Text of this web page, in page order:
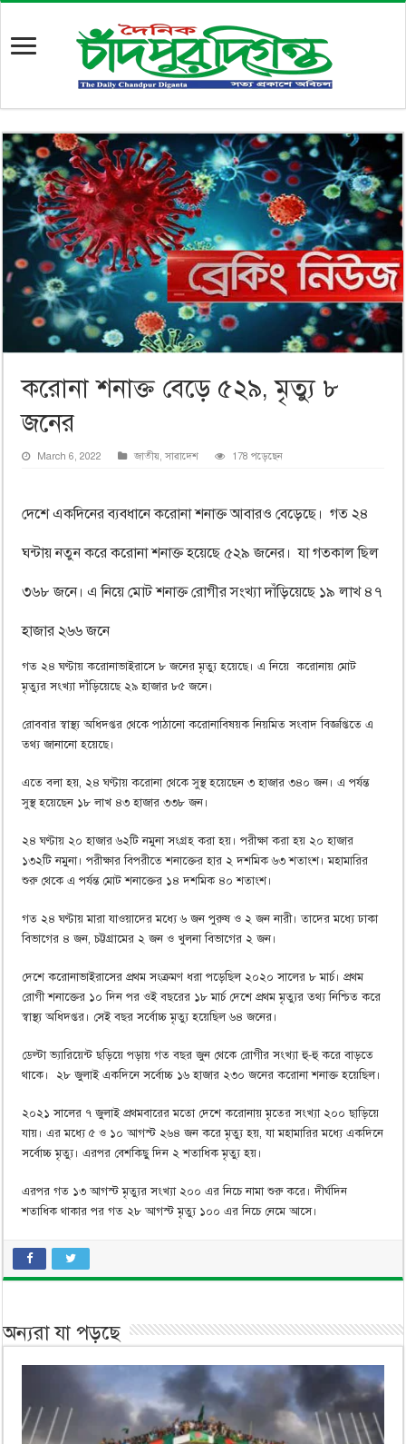
করোনা শনাক্ত বেড়ে ৫২৯, মৃত্যু ৮
জনের
March 6, 2022 জাতীয় ,সারাদেশ 178 পড়েছেন
দেশে একদিনের ব্যবধানে করোনা শনাক্ত আবারও বেড়েছে। গত ২৪
ঘন্টায় নতুন করে করোনা শনাক্ত হয়েছে ৫২৯ জনের। যা গতকাল ছিল
৩৬৮ জনে। এ নিয়ে মোট শনাক্ত রোগীর সংখ্যা দাঁড়িয়েছে ১৯ লাখ ৪৭
হাজার ২৬৬ জনে
গত ২৪ ঘণ্টায় করোনাভাইরাসে ৮ জনের মৃত্যু হয়েছে। এ নিয়ে করোনায় মোট
মৃত্যুর সংখ্যা দাঁড়িয়েছে ২৯ হাজার ৮৫ জনে।
রোববার স্বাস্থ্য অধিদপ্তর থেকে পাঠানো করোনাবিষয়ক নিয়মিত সংবাদ বিজ্ঞপ্তিতে এ
তথ্য জানানো হয়েছে।
এতে বলা হয়, ২৪ ঘণ্টায় করোনা থেকে সুস্থ হয়েছেন ৩ হাজার ৩৪০ জন। এ পর্যন্ত
সুস্থ হয়েছেন ১৮ লাখ ৪৩ হাজার ৩৩৮ জন।
২৪ ঘণ্টায় ২০ হাজার ৬২টি নমুনা সংগ্রহ করা হয়। পরীক্ষা করা হয় ২০ হাজার
১৩২টি নমুনা। পরীক্ষার বিপরীতে শনাক্তের হার ২ দশমিক ৬৩ শতাংশ। মহামারির
শুরু থেকে এ পর্যন্ত মোট শনাক্তের ১৪ দশমিক ৪০ শতাংশ।
গত ২৪ ঘণ্টায় মারা যাওয়াদের মধ্যে ৬ জন পুরুষ ও ২ জন নারী। তাদের মধ্যে ঢাকা
বিভাগের ৪ জন, চট্টগ্রামের ২ জন ও খুলনা বিভাগের ২ জন।
দেশে করোনাভাইরাসের প্রথম সংক্রমণ ধরা পড়েছিল ২০২০ সালের ৮ মার্চ। প্রথম
রোগী শনাক্তের ১০ দিন পর ওই বছরের ১৮ মার্চ দেশে প্রথম মৃত্যুর তথ্য নিশ্চিত করে
স্বাস্থ্য অধিদপ্তর। সেই বছর সর্বোচ্চ মৃত্যু হয়েছিল ৬৪ জনের।
ডেল্টা ভ্যারিয়েন্ট ছড়িয়ে পড়ায় গত বছর জুন থেকে রোগীর সংখ্যা হু-হু করে বাড়তে
থাকে। ২৮ জুলাই একদিনে সর্বোচ্চ ১৬ হাজার ২৩০ জনের করোনা শনাক্ত হয়েছিল।
২০২১ সালের ৭ জুলাই প্রথমবারের মতো দেশে করোনায় মৃতের সংখ্যা ২০০ ছাড়িয়ে
যায়। এর মধ্যে ৫ ও ১০ আগস্ট ২৬৪ জন করে মৃত্যু হয়, যা মহামারির মধ্যে একদিনে
সর্বোচ্চ মৃত্যু। এরপর বেশকিছু দিন ২ শতাধিক মৃত্যু হয়।
এরপর গত ১৩ আগস্ট মৃত্যুর সংখ্যা ২০০ এর নিচে নামা শুরু করে। দীর্ঘদিন
শতাধিক থাকার পর গত ২৮ আগস্ট মৃত্যু ১০০ এর নিচে নেমে আসে।
অন্যরা যা পড়ছে